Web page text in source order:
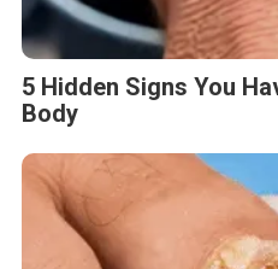
5 Hidden Signs You
Body